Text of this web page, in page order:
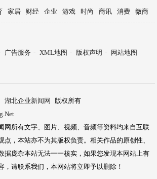
家居 财经 企业 游戏 时尚 商讯 消费 微商
广告服务 - XML地图 - 版权声明 -
网站地图
湖北企业新闻网
版权所有
网所有文字、图片、视频、音频等资料均来自互联
点，本站亦不为其版权负责。相关作品的原创性、
据庞杂本站无法一一核实，如果您发现本网站上有
，请联系我们，本网站将立即予以删除！